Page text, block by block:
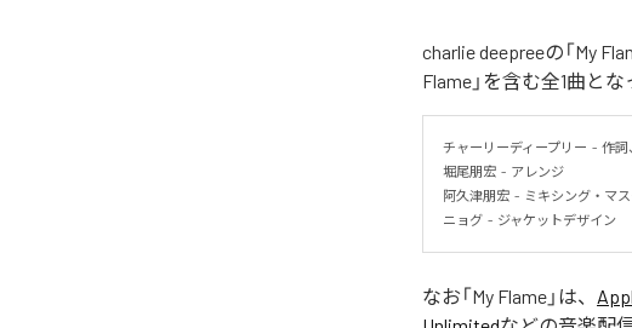
charlie deepreeの「My
Flame」を含む全1曲とな
チャーリーディープリー  -  作
堀尾朋宏  -  アレンジ
阿久津朋宏  -  ミキシング・マ
ニョグ  -  ジャケットデザイン
なお「My Flame 」は、